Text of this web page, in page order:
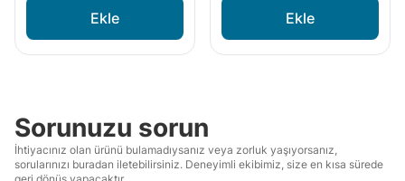
Sorunuzu sorun
İhtiyacınız olan ürünü bulamadıysanız veya zorluk yaşıyorsanız,
sorularınızı buradan iletebilirsiniz. Deneyimli ekibimiz, size en kısa sürede